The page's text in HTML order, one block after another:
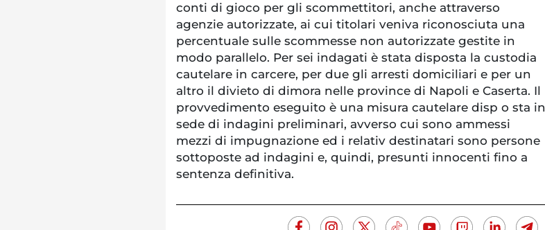
conti di gioco per gli scommettitori, anche attraverso
agenzie autorizzate, ai cui titolari veniva riconosciuta una
percentuale sulle scommesse non autorizzate gestite in
modo parallelo. Per sei indagati è stata disposta la custodia
cautelare in carcere, per due gli arresti domiciliari e per un
altro il divieto di dimora nelle province di Napoli e Caserta. Il
provvedimento eseguito è una misura cautelare disp o sta in
sede di indagini preliminari, avverso cui sono ammessi
mezzi di impugnazione ed i relativ destinatari sono persone
sottoposte ad indagini e, quindi, presunti innocenti fino a
sentenza definitiva.